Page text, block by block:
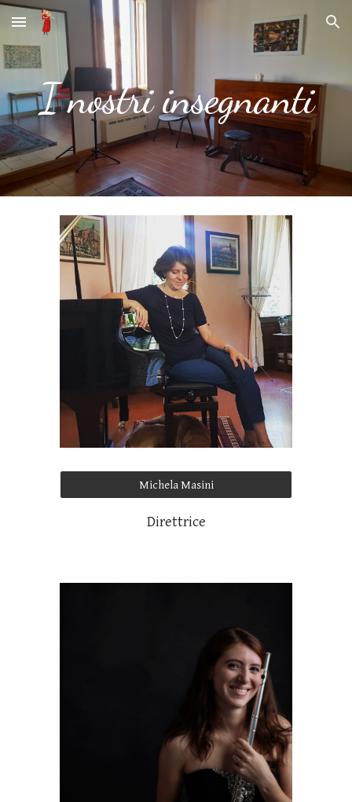
Skip to main content Skip to navigation
I nostri insegnanti
Michela Masini
Direttrice